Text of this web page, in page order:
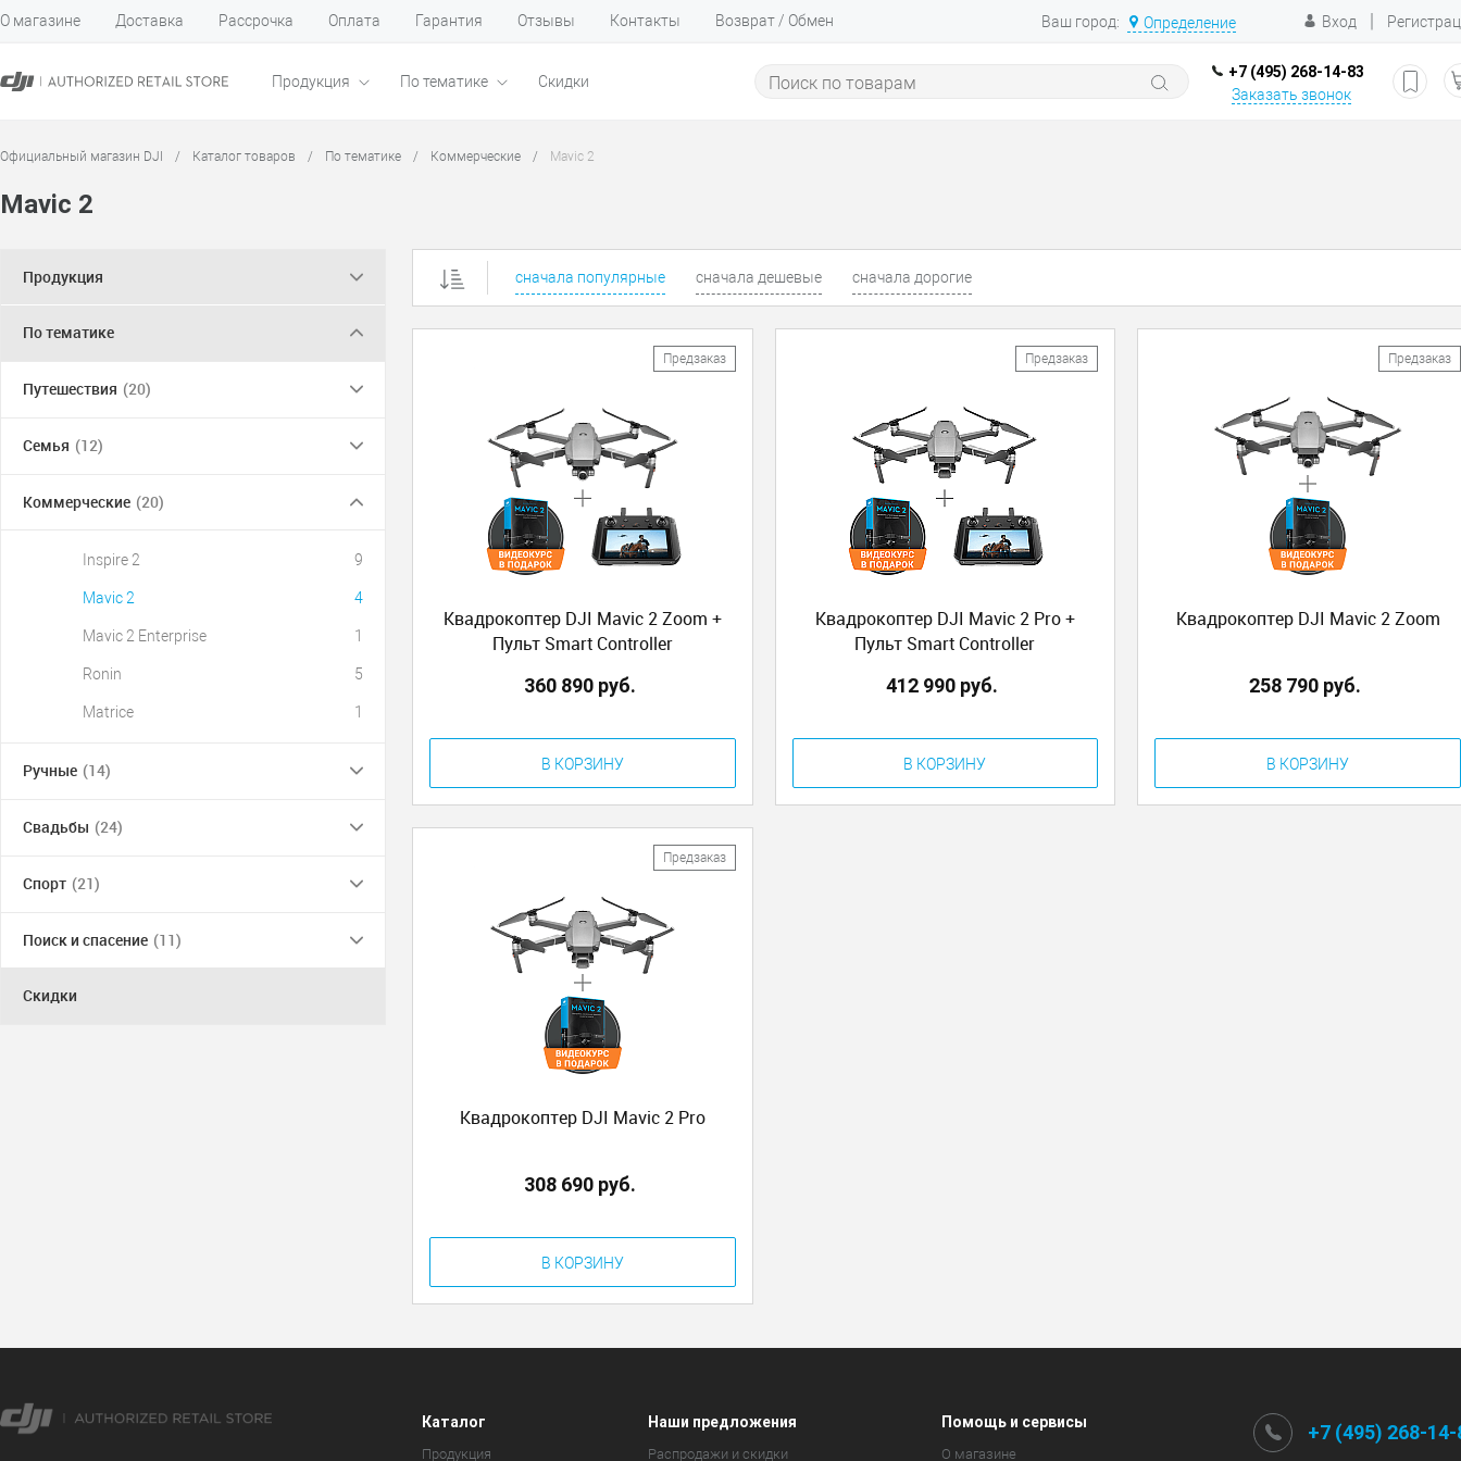
О магазине Доставка Рассрочка Оплата Гарантия Отзывы Контакты Возврат / Обмен Ваш город: Определение Вход |
Продукция По тематике Скидки
+7 (495) 268-14-83
Заказать звонок
Официальный магазин DJI / Каталог товаров / По тематике / Коммерческие / Mavic 2
Mavic 2
Продукция
По тематике
Путешествия (20)
Семья (12)
Коммерческие (20)
Inspire 2 9
Mavic 2 4
Mavic 2 Enterprise 1
Ronin 5
Matrice 1
Ручные (14)
Свадьбы (24)
Спорт (21)
Поиск и спасение (11)
Скидки
сначала популярные сначала дешевые сначала дорогие
Предзаказ
Квадрокоптер DJI Mavic 2 Zoom +
Пульт Smart Controller
360 890 руб.
В КОРЗИНУ
Предзаказ
Квадрокоптер DJI Mavic 2 Pro +
Пульт Smart Controller
412 990 руб.
В КОРЗИНУ
Предзаказ
Квадрокоптер DJI Mavic 2 Zoom
258 790 руб.
В КОРЗИНУ
Предзаказ
Квадрокоптер DJI Mavic 2 Pro
308 690 руб.
В КОРЗИНУ
Каталог
Продукция
Наши предложения
Распродажи и скидки
Помощь и сервисы
О магазине
+7 (495) 268-14-